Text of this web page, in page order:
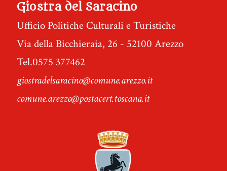
Giostra del Saracino
Ufficio Politiche Culturali e Turistiche
Via della Bicchieraia, 26 - 52100 Arezzo
Tel.0575 377462
giostradelsaracino@comune.arezzo.it
comune.arezzo@postacert.toscana.it